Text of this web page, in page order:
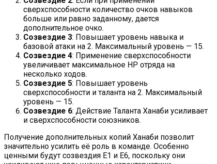
сверхспособности количество очков навыков
больше или равно заданному, дается
дополнительное очко.
Созвездие 3: Повышает уровень навыка и
базовой атаки на 2. Максимальный уровень — 15.
Созвездие 4: Применение сверхспособности
увеличивает максимальное HP отряда на
несколько ходов.
Созвездие 5: Повышает уровень
сверхспособности и таланта на 2. Максимальный
уровень — 15.
Созвездие 6: Действие Таланта Ханаби усиливает
и сверхспособности союзников.
Получение дополнительных копий Ханаби позволит
значительно усилить её роль в команде. Особенно
ценными будут созвездия Е1 и Е6, поскольку они